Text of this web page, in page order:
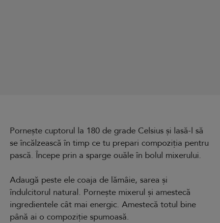
Pornește cuptorul la 180 de grade Celsius și lasă-l să
se încălzească în timp ce tu prepari compoziția pentru
pască. Începe prin a sparge ouăle în bolul mixerului.
Adaugă peste ele coaja de lămâie, sarea și
îndulcitorul natural. Pornește mixerul și amestecă
ingredientele cât mai energic. Amestecă totul bine
până ai o compoziție spumoasă.